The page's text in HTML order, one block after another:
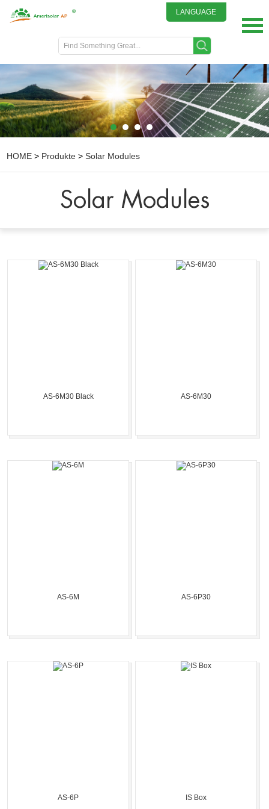
LANGUAGE
DEUTSCH
ITALIANO
FRENCH
GREEK
日本語
HOME > Produkte >Solar Modules
Solar Modules
AS-6M30 Black AS-6M30
AS-6M AS-6P30
AS-6P IS Box